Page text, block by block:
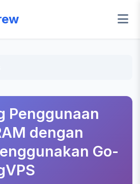
Penggunaan
dengan
Go-